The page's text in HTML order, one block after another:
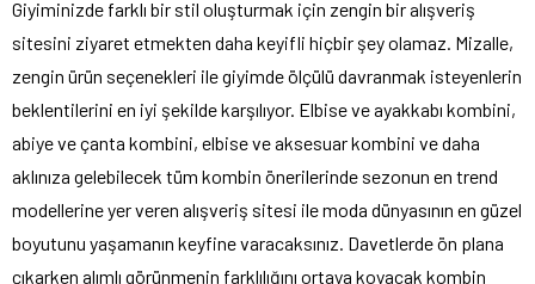
Giyiminizde farklı bir stil oluşturmak için zengin bir alışveriş
sitesini ziyaret etmekten daha keyifli hiçbir şey olamaz. Mizalle,
zengin ürün seçenekleri ile giyimde ölçülü davranmak isteyenlerin
beklentilerini en iyi şekilde karşılıyor. Elbise ve ayakkabı kombini,
abiye ve çanta kombini, elbise ve aksesuar kombini ve daha
aklınıza gelebilecek tüm kombin önerilerinde sezonun en trend
modellerine yer veren alışveriş sitesi ile moda dünyasının en güzel
boyutunu yaşamanın keyfine varacaksınız. Davetlerde ön plana
çıkarken alımlı görünmenin farklılığını ortaya koyacak kombin